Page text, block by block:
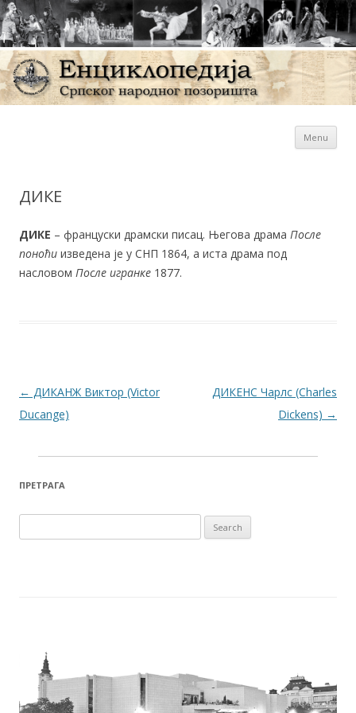
Енциклопедија СрпскогMenu
ДИКЕ
ДИКЕ – француски драмски писац. Његова драма После
поноћи изведена је у СНП 1864, а иста драма под
насловом После игранке 1877.
Post navigation
← ДИКАНЖ Виктор (Victor
Ducange)
ДИКЕНС Чарлс (Charles
Dickens) →
ПРЕТРАГА